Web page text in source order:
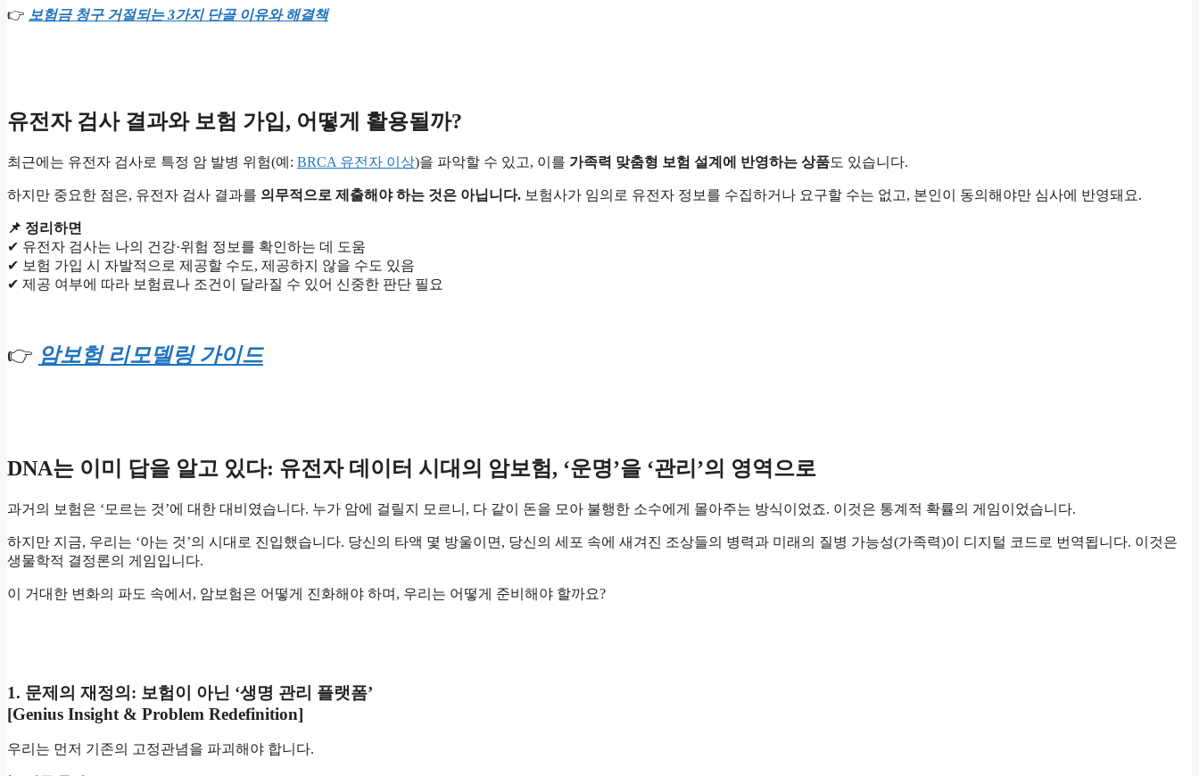
👉 보험금 청구 거절되는 3가지 단골 이유와 해결책
유전자 검사 결과와 보험 가입, 어떻게 활용될까?
최근에는 유전자 검사로 특정 암 발병 위험(예: BRCA 유전자 이상)을 파악할 수 있고, 이를 가족력 맞춤형 보험 설계에 반영하는 상품도 있습니다.
하지만 중요한 점은, 유전자 검사 결과를 의무적으로 제출해야 하는 것은 아닙니다. 보험사가 임의로 유전자 정보를 수집하거나 요구할 수는 없고, 본인이 동의해야만 심사에 반영돼요.
📌 정리하면
✔ 유전자 검사는 나의 건강·위험 정보를 확인하는 데 도움
✔ 보험 가입 시 자발적으로 제공할 수도, 제공하지 않을 수도 있음
✔ 제공 여부에 따라 보험료나 조건이 달라질 수 있어 신중한 판단 필요
👉 암보험 리모델링 가이드
DNA는 이미 답을 알고 있다: 유전자 데이터 시대의 암보험, ‘운명’을 ‘관리’의 영역으로
과거의 보험은 ‘모르는 것’에 대한 대비였습니다. 누가 암에 걸릴지 모르니, 다 같이 돈을 모아 불행한 소수에게 몰아주는 방식이었죠. 이것은 통계적 확률의 게임이었습니다.
하지만 지금, 우리는 ‘아는 것’의 시대로 진입했습니다. 당신의 타액 몇 방울이면, 당신의 세포 속에 새겨진 조상들의 병력과 미래의 질병 가능성(가족력)이 디지털 코드로 번역됩니다. 이것은
생물학적 결정론의 게임입니다.
이 거대한 변화의 파도 속에서, 암보험은 어떻게 진화해야 하며, 우리는 어떻게 준비해야 할까요?
1. 문제의 재정의: 보험이 아닌 ‘생명 관리 플랫폼’
[Genius Insight & Problem Redefinition]
우리는 먼저 기존의 고정관념을 파괴해야 합니다.